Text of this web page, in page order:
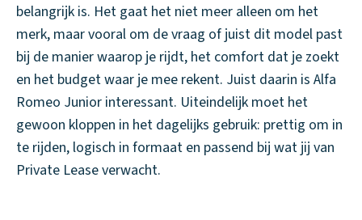
belangrijk is. Het gaat het niet meer alleen om het
merk, maar vooral om de vraag of juist dit model past
bij de manier waarop je rijdt, het comfort dat je zoekt
en het budget waar je mee rekent. Juist daarin is Alfa
Romeo Junior interessant. Uiteindelijk moet het
gewoon kloppen in het dagelijks gebruik: prettig om in
te rijden, logisch in formaat en passend bij wat jij van
Private Lease verwacht.